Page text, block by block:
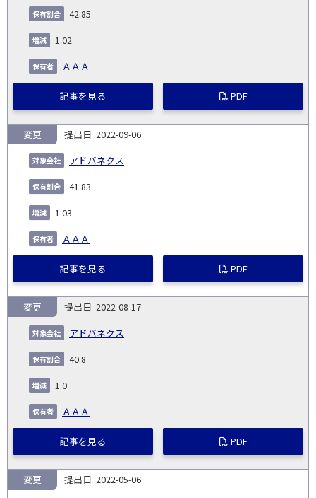
42.85
1.02
ＡＡＡ
記事を見る PDF
2022-09-06
アドバネクス
変更
41.83
1.03
ＡＡＡ
記事を見る PDF
2022-08-17
アドバネクス
変更
40.8
1.0
ＡＡＡ
記事を見る PDF
2022-05-06
変更